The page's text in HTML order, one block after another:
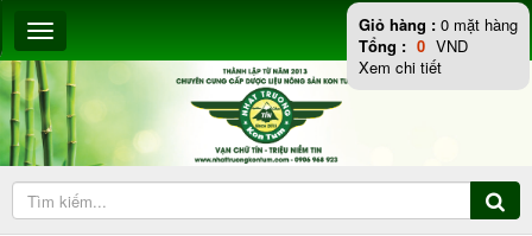
Giỏ hàng : 0 mặt hàng
Tổng : 0 VND
Xem chi tiết